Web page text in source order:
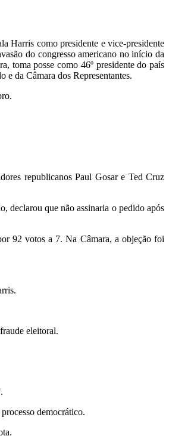
Harris como presidente e vice-presidente
do congresso americano no início da
toma posse como 46º presidente do país
e da Câmara dos Representantes.
republicanos Paul Gosar e Ted Cruz
declarou que não assinaria o pedido após
92 votos a 7. Na Câmara, a objeção foi
eleitoral.
democrático.